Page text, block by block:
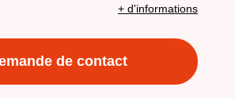
+ d'informations
de contact